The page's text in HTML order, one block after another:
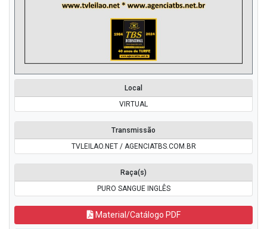
Local
VIRTUAL
Transmissão
TVLEILAO.NET / AGENCIATBS.COM.BR
Raça(s)
PURO SANGUE INGLÊS
Material/Catálogo PDF